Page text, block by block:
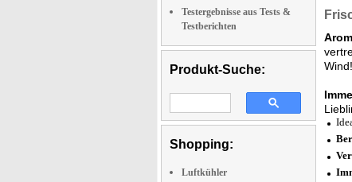
Testergebnisse aus Tests &
Testberichten
Produkt-Suche:
Shopping:
Luftkühler
Wind!